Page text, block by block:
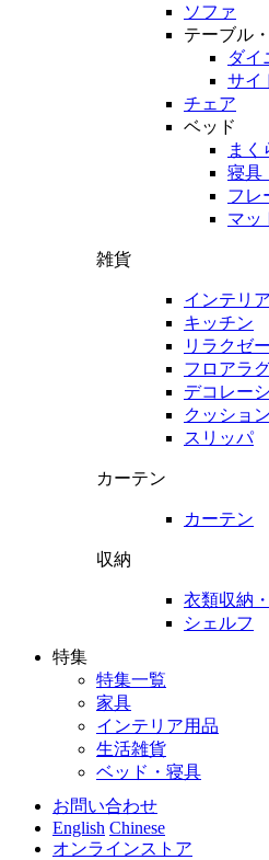
ソファ
テーブル
ダイ
サイ
チェア
ベッド
まく
寝具
フレ
マッ
雑貨
インテリ
キッチン
リラクゼ
フロアラ
デコレー
クッション
スリッパ
カーテン
カーテン
収納
衣類収納
シェルフ
特集
特集一覧
家具
インテリア用品
生活雑貨
ベッド・寝具
お問い合わせ
English Chinese
オンラインストア